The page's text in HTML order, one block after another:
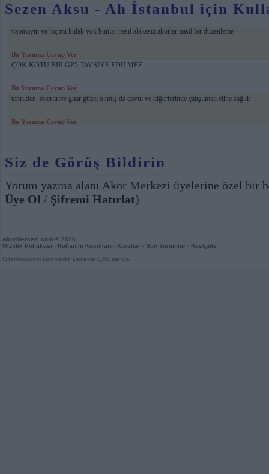
Sezen Aksu - Ah İstanbul için
yapmayın ya hiç mi kulak yok bunlar nasıl alakasız akorlar nasıl bir düzenleme
Bu Yoruma Cevap Ver
ÇOK KÖTÜ BİR GP5 TAVSİYE EDİLMEZ
Bu Yoruma Cevap Ver
tebrikler.. overdrive gitar güzel olmuş da davul ve diğerlerinde çalışılmalı eline sağlık
Bu Yoruma Cevap Ver
Siz de Görüş Bildirin
Yorum yazma alanı Akor Merkezi üyelerine özel bir
Üye Ol / Şifremi Hatırlat)
AkorMerkezi.com © 2026
Gizlilik Politikası - Kullanım Koşulları - Kurallar - Son Yorumlar - Rastgele
GitarAkor.com kolonisidir. Derleme 0,05 saniye.